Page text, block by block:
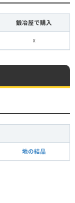
鍛冶屋で購入
☓
地の結晶